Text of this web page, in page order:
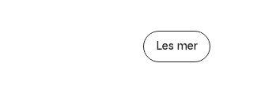
Les mer